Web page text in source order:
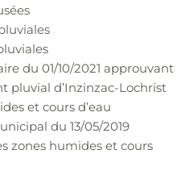
du 01/10/2021 approuvant
pluvial d’Inzinzac-Lochrist
et cours d’eau
du 13/05/2019
zones humides et cours